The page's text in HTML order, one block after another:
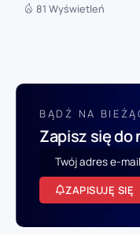
81 Wyświetleń
BĄDŹ NA
Zapisz się
ZAPISUJĘ SIĘ